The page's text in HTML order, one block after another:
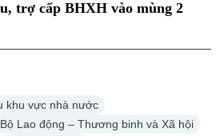
trợ cấp BHXH vào mùng 2
khu vực nhà nước
Bộ Lao động – Thương binh và Xã hội